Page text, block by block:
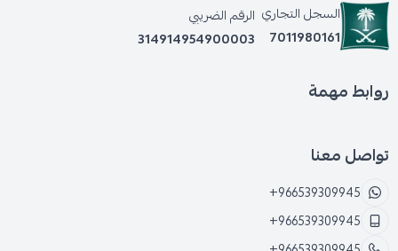
السجل التجاري
7011980161
الرقم الضريبي
314914954900003
روابط مهمة
تواصل معنا
+966539309945
+966539309945